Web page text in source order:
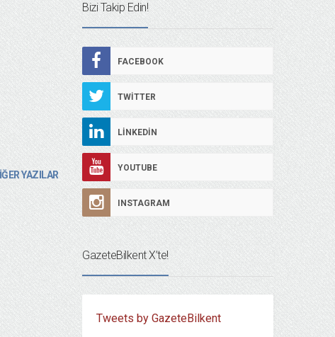
YAZILAR
Bizi Takip Edin!
FACEBOOK
TWITTER
LINKEDIN
YOUTUBE
INSTAGRAM
GazeteBilkent X’te!
Tweets by GazeteBilkent